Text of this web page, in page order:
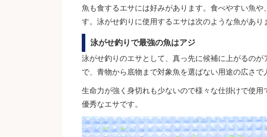
魚も食するエサには好みがあります。食べやすい魚
す。泳がせ釣りに使用するエサは次のような魚があり
泳がせ釣りで最強の魚はアジ
泳がせ釣りのエサとして、真っ先に候補に上がるの
で、青物から底物まで対象魚を選ばない用途の広さで
生命力が強く身切れも少ないので様々な仕掛けで使
優秀なエサです。